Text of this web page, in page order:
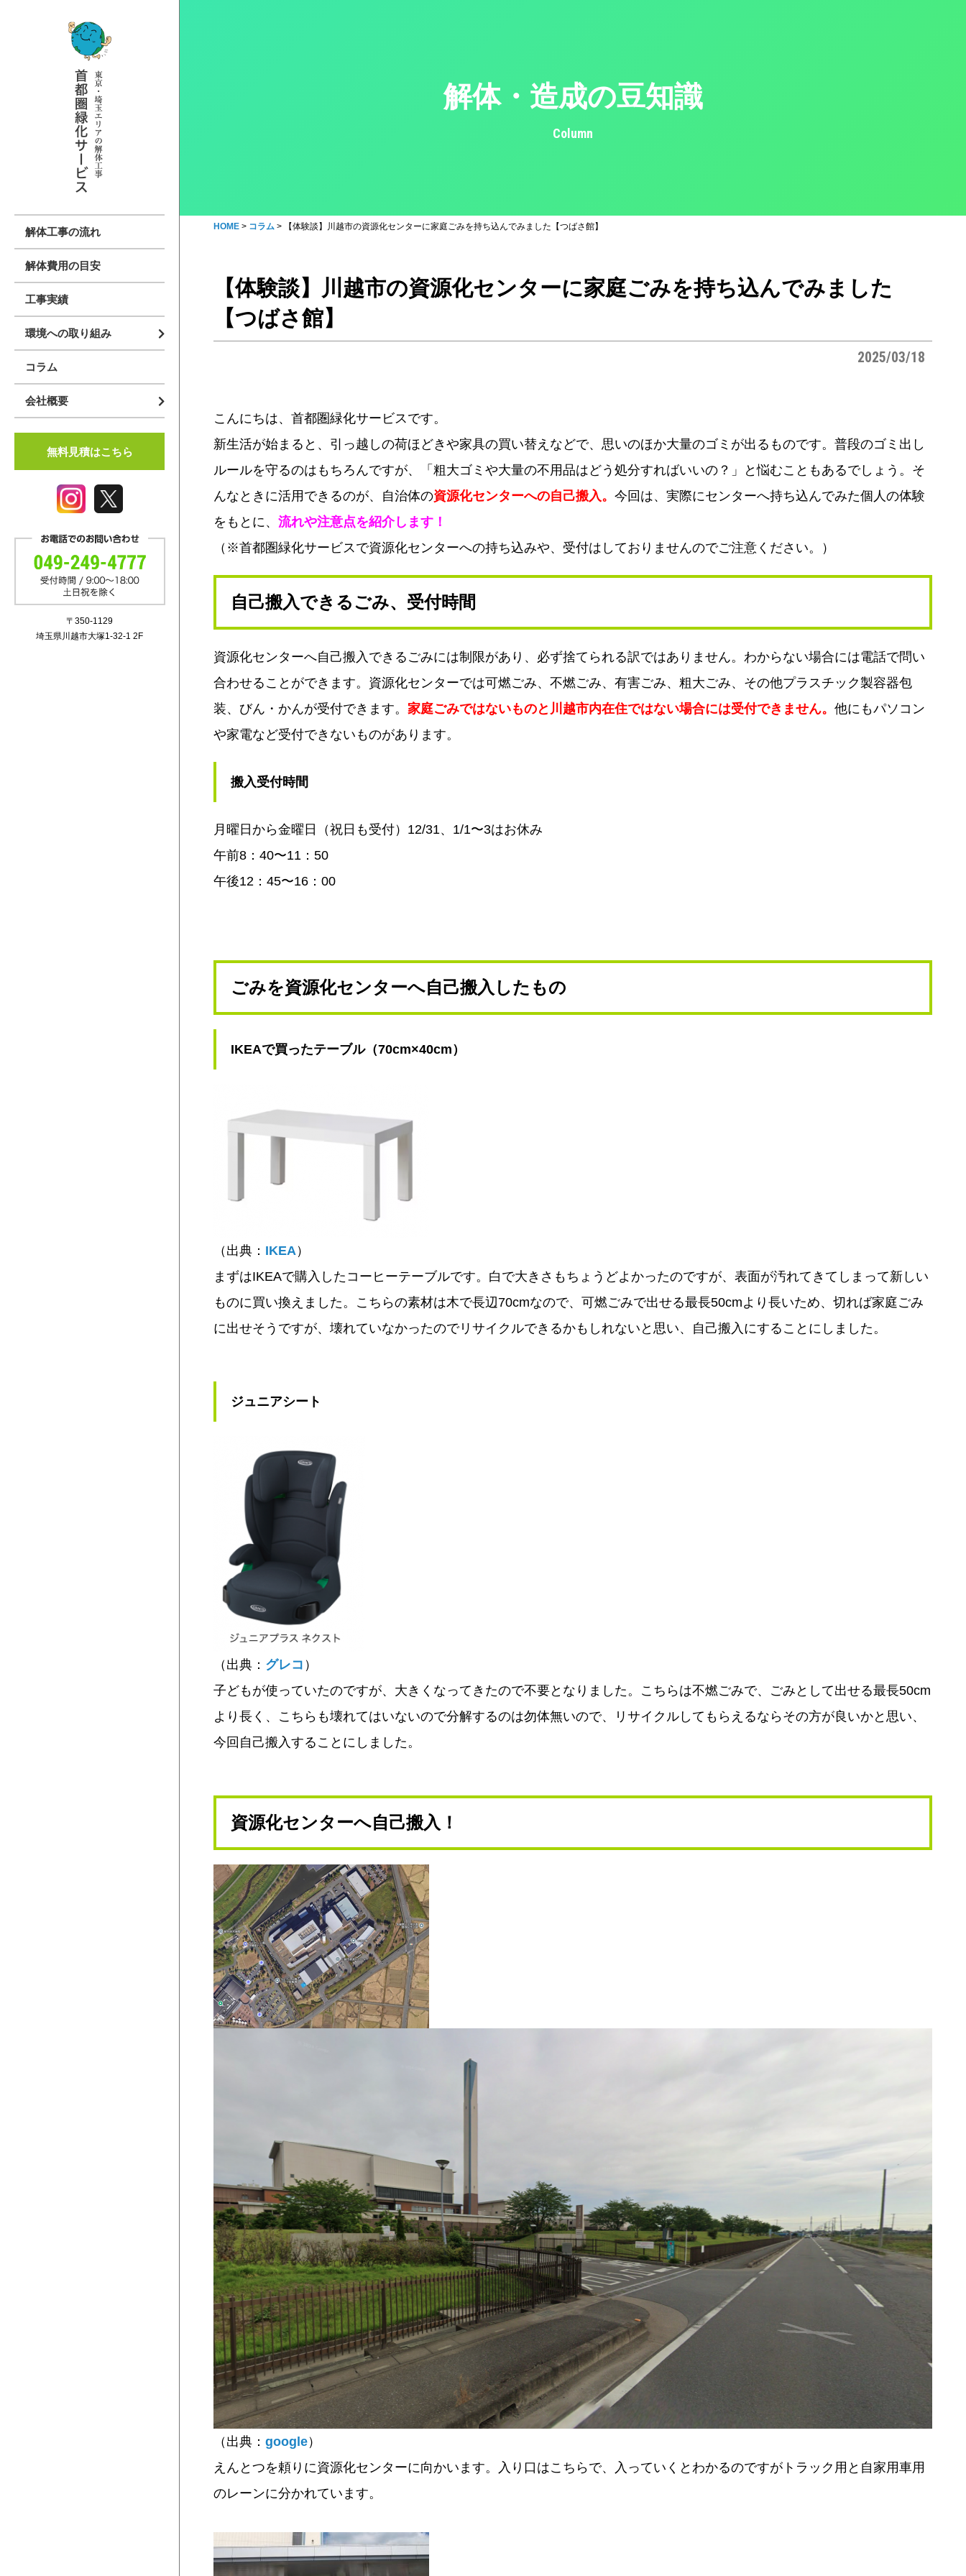
解体工事の流れ
解体費用の目安
工事実績
環境への取り組み アスベスト対策
コラム
会社概要
スタッフ紹介
採用情報
無料見積はこちら
〒350-1129
埼玉県川越市大塚1-32-1 2F
解体・造成の豆知識
Column
HOME > コラム > 【体験談】川越市の資源化センターに家庭ごみを持ち込んでみました【つばさ館】
【体験談】川越市の資源化センターに家庭ごみを持ち込んでみました
【つばさ館】
2025/03/18
こんにちは、首都圏緑化サービスです。
新生活が始まると、引っ越しの荷ほどきや家具の買い替えなどで、思いのほか大量のゴミが出るものです。普段のゴミ出し
ルールを守るのはもちろんですが、「粗大ゴミや大量の不用品はどう処分すればいいの？」と悩むこともあるでしょう。そ
んなときに活用できるのが、自治体の資源化センターへの自己搬入。 今回は、実際にセンターへ持ち込んでみた個人の体験
をもとに、 流れや注意点を紹介します！
（※首都圏緑化サービスで資源化センターへの持ち込みや、受付はしておりませんのでご注意ください。）
自己搬入できるごみ、受付時間
資源化センターへ自己搬入できるごみには制限があり、必ず捨てられる訳ではありません。わからない場合には電話で問い
合わせることができます。資源化センターでは可燃ごみ、不燃ごみ、有害ごみ、粗大ごみ、その他プラスチック製容器包
装、びん・かんが受付できます。 家庭ごみではないものと川越市内在住ではない場合には受付できません。 他にもパソコン
や家電など受付できないものがあります。
搬入受付時間
月曜日から金曜日（祝日も受付）12/31、1/1〜3はお休み
午前8：40〜11：50
午後12：45〜16：00
ごみを資源化センターへ自己搬入したもの
IKEAで買ったテーブル（70cm×40cm）
（出典： IKEA）
まずはIKEAで購入したコーヒーテーブルです。白で大きさもちょうどよかったのですが、表面が汚れてきてしまって新しい
ものに買い換えました。こちらの素材は木で長辺70cmなので、可燃ごみで出せる最長50cmより長いため、切れば家庭ごみ
に出せそうですが、壊れていなかったのでリサイクルできるかもしれないと思い、自己搬入にすることにしました。
ジュニアシート
（出典： グレコ ）
子どもが使っていたのですが、大きくなってきたので不要となりました。こちらは不燃ごみで、ごみとして出せる最長50cm
より長く、こちらも壊れてはいないので分解するのは勿体無いので、リサイクルしてもらえるならその方が良いかと思い、
今回自己搬入することにしました。
資源化センターへ自己搬入！
（出典： google）
えんとつを頼りに資源化センターに向かいます。入り口はこちらで、入っていくとわかるのですがトラック用と自家用車用
のレーンに分かれています。